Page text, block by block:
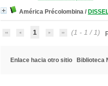
América Précolombina /
1 (1 - 1 / 1)
Enlace hacia otro sitio Biblioteca